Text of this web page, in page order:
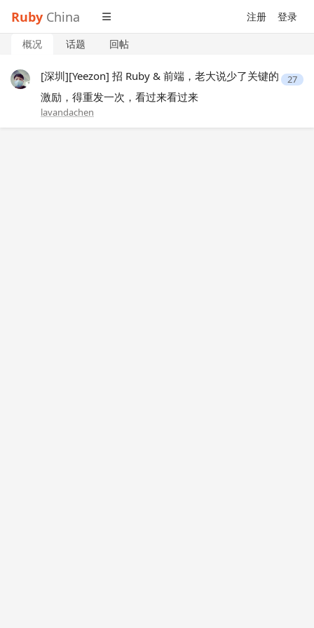
Ruby China 注册 登录
概况 话题 回帖
[深圳][Yeezon] 招 Ruby & 前端，老大说少了关键的
激励，得重发一次，看过来看过来
lavandachen
27